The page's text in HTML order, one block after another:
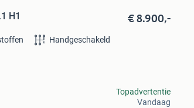
H1 € 8.900,-
Handgeschakeld
Topadvertentie
Vandaag